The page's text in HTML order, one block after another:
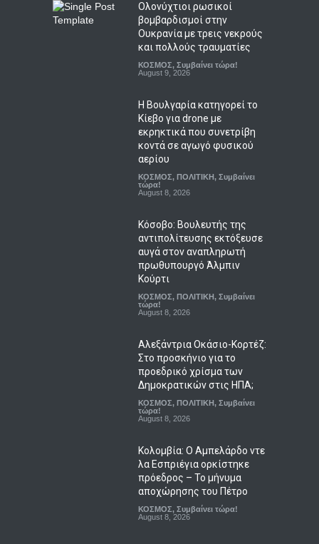
Ολονύχτιοι ρωσικοί
βομβαρδισμοί στην
Ουκρανία με τρεις νεκρούς
και πολλούς τραυματίες
ΚΟΣΜΟΣ, Συμβαίνει τώρα!
August 9, 2026
Η Βουλγαρία κατηγορεί το
Κίεβο για drone με
εκρηκτικά που συνετρίβη
κοντά σε αγωγό φυσικού
αερίου
ΚΟΣΜΟΣ, ΠΟΛΙΤΙΚΗ, Συμβαίνει
τώρα!
August 8, 2026
Κόσοβο: Βουλευτής της
αντιπολίτευσης εκτόξευσε
αυγά στον αναπληρωτή
πρωθυπουργό Άλμπιν
Κούρτι
ΚΟΣΜΟΣ, ΠΟΛΙΤΙΚΗ, Συμβαίνει
τώρα!
August 8, 2026
Αλεξάντρια Οκάσιο-Κορτέζ:
Στο προσκήνιο για το
προεδρικό χρίσμα των
Δημοκρατικών στις ΗΠΑ;
ΚΟΣΜΟΣ, ΠΟΛΙΤΙΚΗ, Συμβαίνει
τώρα!
August 8, 2026
Κολομβία: Ο Αμπελάρδο ντε
λα Εσπριέγια ορκίστηκε
πρόεδρος – Το μήνυμα
αποχώρησης του Πέτρο
ΚΟΣΜΟΣ, Συμβαίνει τώρα!
August 8, 2026